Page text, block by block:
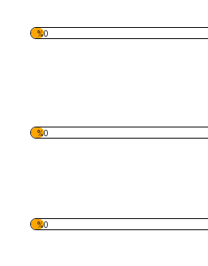
%0
%0
%0